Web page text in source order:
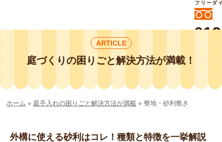
外構工事や庭リフォームは庭づくり業界
No.1チェーン店の
任せください！
フリーダ
ARTICLE
庭づくりの困りごと解決方法が満載！
ホーム » 庭手入れの困りごと解決方法が満載 » 整地・砂利敷き
外構に使える砂利はコレ！種類と特徴を一挙解説